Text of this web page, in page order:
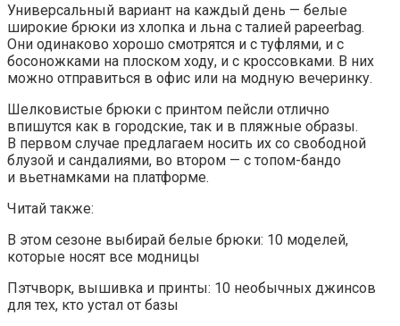
Универсальный вариант на каждый день — белые
широкие брюки из хлопка и льна с талией papeerbag.
Они одинаково хорошо смотрятся и с туфлями, и с
босоножками на плоском ходу, и с кроссовками. В них
можно отправиться в офис или на модную вечеринку.
Шелковистые брюки с принтом пейсли отлично
впишутся как в городские, так и в пляжные образы.
В первом случае предлагаем носить их со свободной
блузой и сандалиями, во втором — с топом-бандо
и вьетнамками на платформе.
Читай также:
В этом сезоне выбирай белые брюки: 10 моделей,
которые носят все модницы
Пэтчворк, вышивка и принты: 10 необычных джинсов
для тех, кто устал от базы